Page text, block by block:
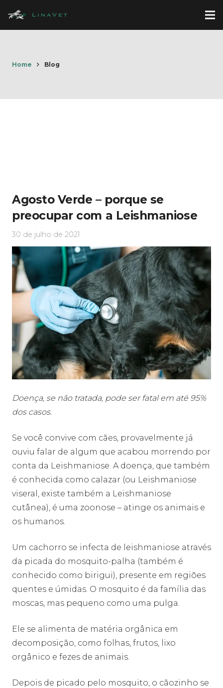
Home Blog
Agosto Verde – porque se
preocupar com a Leishmaniose
30 de julho de 2021
Doença, se não tratada, pode ser fatal em até 95%
dos casos.
Se você convive com cães, provavelmente já
ouviu falar de algum que acabou morrendo por
conta da Leishmaniose. A doença, que também
é conhecida como calazar (ou Leishmaniose
viseral, existe também a Leishmaniose
cutânea), é uma zoonose – atinge os animais e
os humanos.
Um cachorro se infecta de leishmaniose através
da picada do mosquito-palha (também é
conhecido como birigui), presente em regiões
quentes e úmidas. O mosquito é da família das
moscas, mas pequeno como uma pulga.
Ele se alimenta de matéria orgânica em
decomposição, como folhas, frutos, lixo
orgânico e fezes de animais.
Depois de picado pelo mosquito, o cãozinho se